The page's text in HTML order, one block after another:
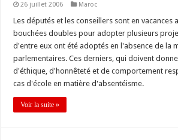
26 juillet 2006 Maroc
Les députés et les conseillers sont en vacances
bouchées doubles pour adopter plusieurs
d'entre eux ont été adoptés en l'absence de la
parlementaires. Ces derniers, qui doivent
d'éthique, d'honnêteté et de comportement
cas d'école en matière d'absentéisme.
Voir la suite »